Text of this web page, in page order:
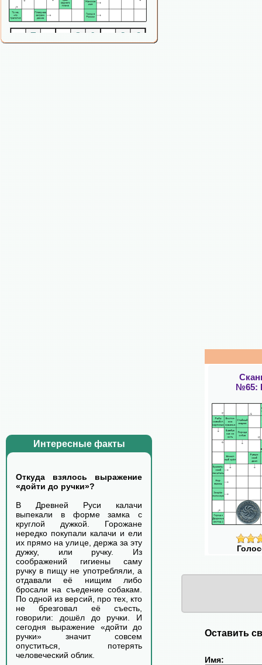
Интересные факты
Откуда взялось выражение
«дойти до ручки»?
В Древней Руси калачи
выпекали в форме замка с
круглой дужкой. Горожане
нередко покупали калачи и ели
их прямо на улице, держа за эту
дужку, или ручку. Из
соображений гигиены саму
ручку в пищу не употребляли, а
отдавали её нищим либо
бросали на съедение собакам.
По одной из версий, про тех, кто
не брезговал её съесть,
говорили: дошёл до ручки. И
сегодня выражение «дойти до
ручки» значит совсем
опуститься, потерять
человеческий облик.
№65:
Оставить
Имя: